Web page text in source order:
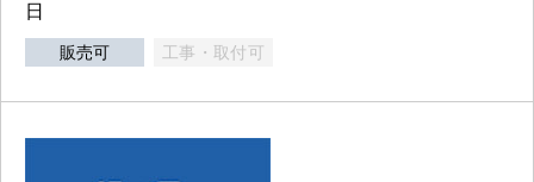
日
販売可 工事・取付可